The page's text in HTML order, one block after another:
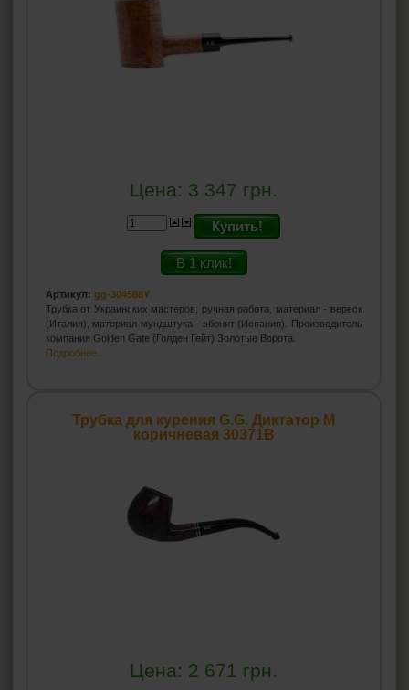
Цена: 3 347 грн.
Купить!
В 1 клик!
Артикул: gg-304588Y
Трубка от Украинских мастеров, ручная работа, материал - вереск
(Италия), материал мундштука - эбонит (Испания). Производитель
компания Golden Gate (Голден Гейт) Золотые Ворота.
Подробнее...
Трубка для курения G.G. Диктатор М
коричневая 30371B
Цена: 2 671 грн.